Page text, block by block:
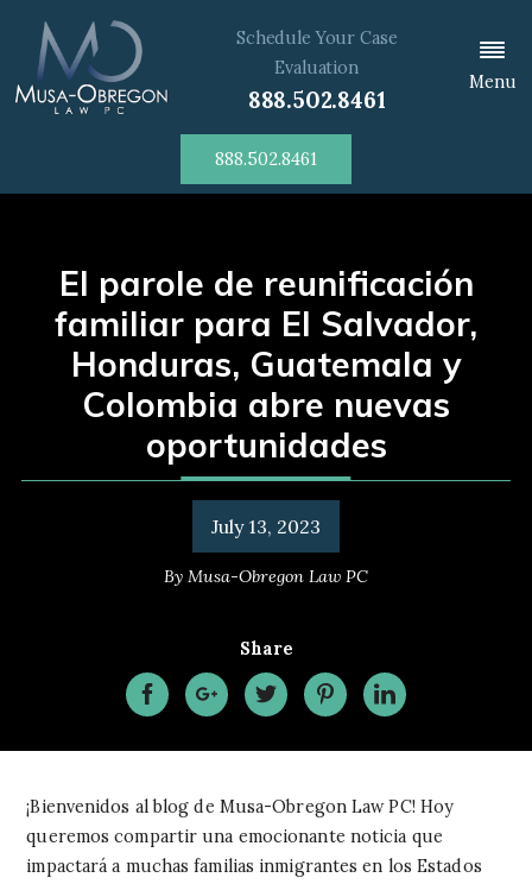
Schedule Your Case
Evaluation
888.502.8461
Menu
888.502.8461
El parole de reunificación
familiar para El Salvador,
Honduras, Guatemala y
Colombia abre nuevas
oportunidades
July 13, 2023
By Musa-Obregon Law PC
Share
¡Bienvenidos al blog de Musa-Obregon Law PC! Hoy
queremos compartir una emocionante noticia que
impactará a muchas familias inmigrantes en los Estados